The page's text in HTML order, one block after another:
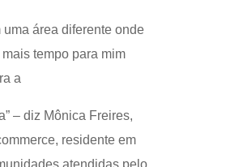
uma área diferente onde
tempo para mim
a
– diz Mônica Freires,
residente em
atendidas pelo